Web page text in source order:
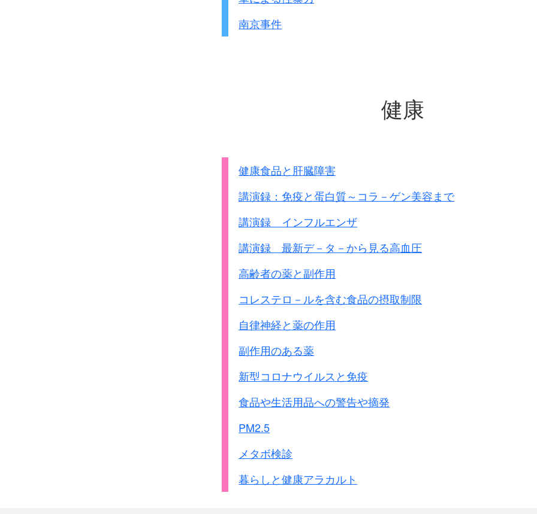
南京事件
健康
健康食品と肝臓障害
講演録：免疫と蛋白質～コラ－ゲン美容まで
講演録 インフルエンザ
講演録 最新デ－タ－から見る高血圧
高齢者の薬と副作用
コレステロ－ルを含む食品の摂取制限
自律神経と薬の作用
副作用のある薬
新型コロナウイルスと免疫
食品や生活用品への警告や摘発
PM2.5
メタボ検診
暮らしと健康アラカルト